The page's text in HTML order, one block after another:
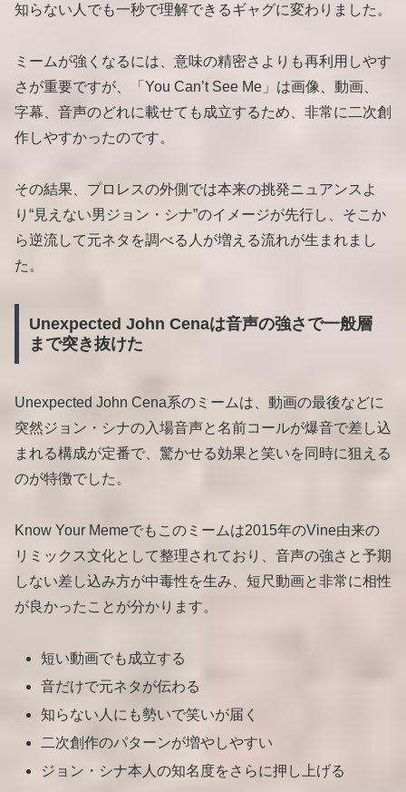
知らない人でも一秒で理解できるギャグに変わりました。
ミームが強くなるには、意味の精密さよりも再利用しやす
さが重要ですが、「You Can’t See Me」は画像、動画、
字幕、音声のどれに載せても成立するため、非常に二次創
作しやすかったのです。
その結果、プロレスの外側では本来の挑発ニュアンスよ
り“見えない男ジョン・シナ”のイメージが先行し、そこか
ら逆流して元ネタを調べる人が増える流れが生まれまし
た。
Unexpected John Cenaは音声の強さで一般層
まで突き抜けた
Unexpected John Cena系のミームは、動画の最後などに
突然ジョン・シナの入場音声と名前コールが爆音で差し込
まれる構成が定番で、驚かせる効果と笑いを同時に狙える
のが特徴でした。
Know Your Memeでもこのミームは2015年のVine由来の
リミックス文化として整理されており、音声の強さと予期
しない差し込み方が中毒性を生み、短尺動画と非常に相性
が良かったことが分かります。
短い動画でも成立する
音だけで元ネタが伝わる
知らない人にも勢いで笑いが届く
二次創作のパターンが増やしやすい
ジョン・シナ本人の知名度をさらに押し上げる